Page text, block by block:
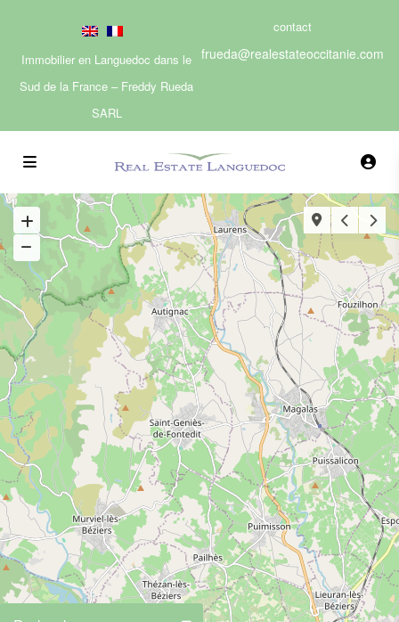
Immobilier en Languedoc dans le
Sud de la France – Freddy Rueda
SARL
contact
frueda@realestateoccitanie.com